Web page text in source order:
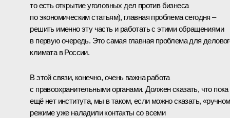
то есть открытие уголовных дел против бизнеса
по экономическим статьям), главная проблема сегодня –
решить именно эту часть и работать с этими обращениями
в первую очередь. Это самая главная проблема для
климата в России.
В этой связи, конечно, очень важна работа
с правоохранительными органами. Должен сказать, что пока
ещё нет института, мы в таком, если можно сказать,
режиме уже наладили контакты со всеми